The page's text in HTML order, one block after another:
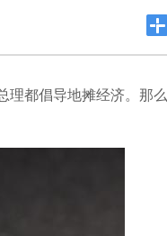
理都倡导地摊经济。那么